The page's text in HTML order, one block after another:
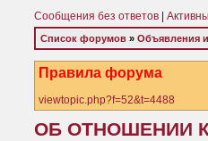
Сообщения без ответов
Список форумов » Объявления
Правила форума
viewtopic.php?f=52&t=4488
ОБ ОТНОШЕНИИ